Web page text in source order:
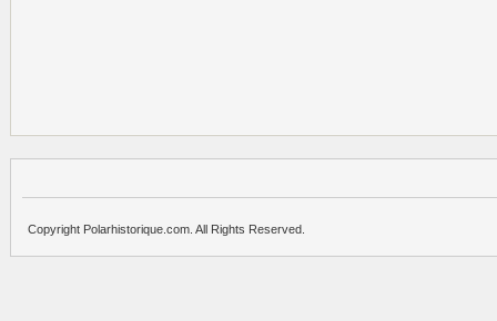
Copyright Polarhistorique.com. All Rights Reserved.